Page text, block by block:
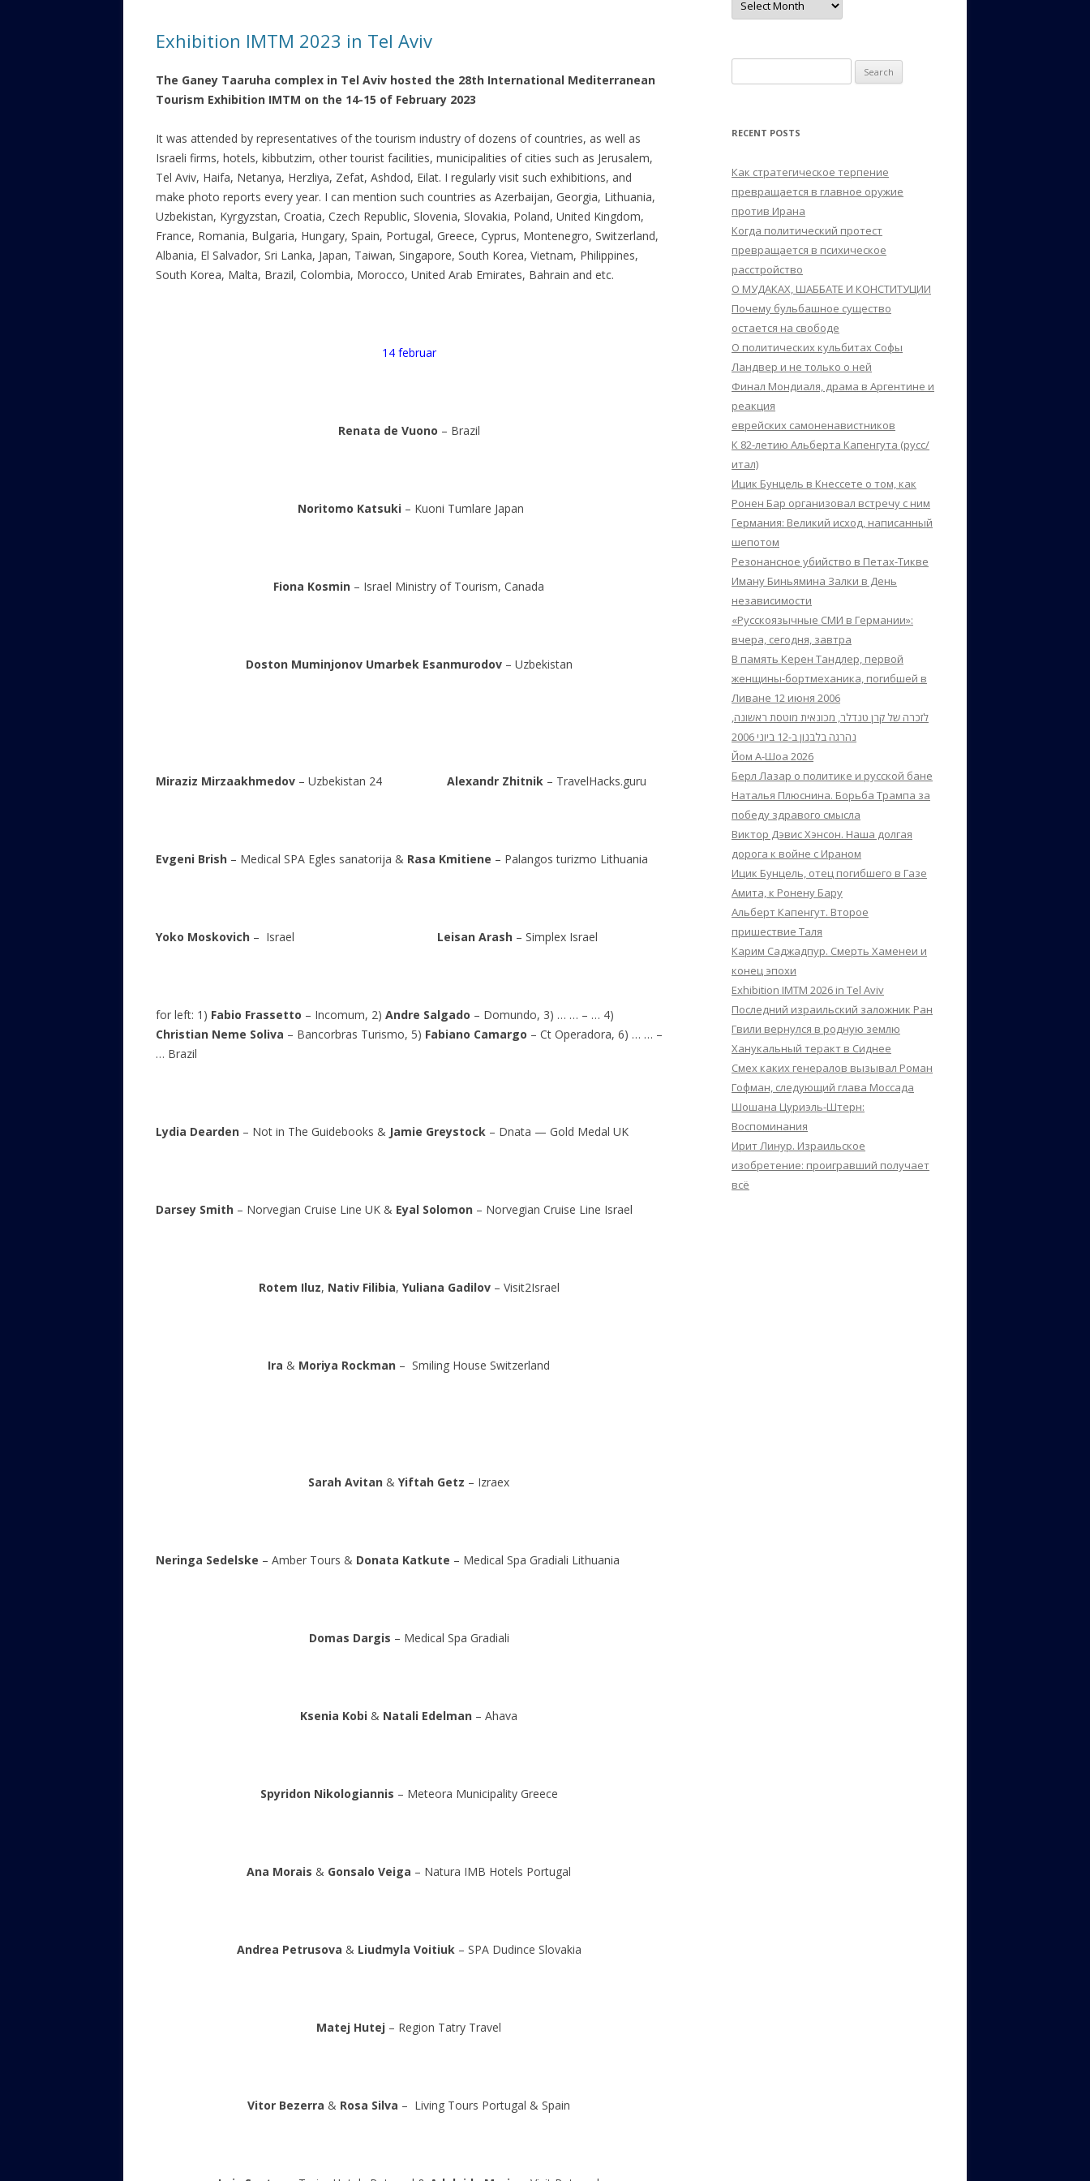
КАЛИНКОВИЧАХ СЕЙЧАС
ОЗАРИЧИ
САЙТУ
ОТЗЫВЫ, ПРЕДЛОЖЕНИЯ,
УТОЧНЕНИЯ, ДОПОЛНЕНИЯ
КТО КОГО ИЩЕТ
Exhibition IMTM 2023 in Tel Aviv
The Ganey Taaruha complex in Tel Aviv hosted the 28th International Mediterranean
Tourism Exhibition IMTM on the 14-15 of February 2023
It was attended by representatives of the tourism industry of dozens of countries, as well as
Israeli firms, hotels, kibbutzim, other tourist facilities, municipalities of cities such as Jerusalem,
Tel Aviv, Haifa, Netanya, Herzliya, Zefat, Ashdod, Eilat. I regularly visit such exhibitions, and
make photo reports every year. I can mention such countries as Azerbaijan, Georgia, Lithuania,
Uzbekistan, Kyrgyzstan, Croatia, Czech Republic, Slovenia, Slovakia, Poland, United Kingdom,
France, Romania, Bulgaria, Hungary, Spain, Portugal, Greece, Cyprus, Montenegro, Switzerland,
Albania, El Salvador, Sri Lanka, Japan, Taiwan, Singapore, South Korea, Vietnam, Philippines,
South Korea, Malta, Brazil, Colombia, Morocco, United Arab Emirates, Bahrain and etc.
14 februar
Renata de Vuono – Brazil
Noritomo Katsuki– Kuoni Tumlare Japan
Fiona Kosmin – Israel Ministry of Tourism, Canada
Doston Muminjonov Umarbek Esanmurodov– Uzbekistan
Miraziz Mirzaakhmedov – Uzbekistan 24 Alexandr Zhitnik – TravelHacks.guru
Evgeni Brish – Medical SPA Egles sanatorija & Rasa Kmitiene – Palangos turizmo Lithuania
Yoko Moskovich – Israel Leisan Arash – Simplex Israel
for left: 1) Fabio Frassetto – Incomum, 2) Andre Salgado – Domundo, 3) … … – … 4)
Christian Neme Soliva – Bancorbras Turismo, 5) Fabiano Camargo – Ct Operadora, 6) … … –
… Brazil
Lydia Dearden – Not in The Guidebooks & Jamie Greystock – Dnata — Gold Medal UK
Darsey Smith – Norvegian Cruise Line UK & Eyal Solomon – Norvegian Cruise Line Israel
Rotem Iluz, Nativ Filibia, Yuliana Gadilov– Visit2Israel
Ira & Moriya Rockman – Smiling House Switzerland
Sarah Avitan &Yiftah Getz – Izraex
Neringa Sedelske – Amber Tours & Donata Katkute – Medical Spa Gradiali Lithuania
Domas Dargis – Medical Spa Gradiali
Ksenia Kobi & Natali Edelman – Ahava
Spyridon Nikologiannis – Meteora Municipality Greece
Ana Morais & Gonsalo Veiga – Natura IMB Hotels Portugal
Andrea Petrusova & Liudmyla Voitiuk– SPA Dudince Slovakia
Matej Hutej – Region Tatry Travel
Vitor Bezerra & Rosa Silva – Living Tours Portugal & Spain
for:
RECENT POSTS
Как стратегическое терпение
превращается в главное оружие
против Ирана
Когда политический протест
превращается в психическое
расстройство
О МУДАКАХ, ШАББАТЕ И КОНСТИТУЦИИ
Почему бульбашное существо
остается на свободе
О политических кульбитах Софы
Ландвер и не только о ней
Финал Мондиаля, драма в Аргентине и
реакция
еврейских самоненавистников
К 82-летию Альберта Капенгута (русс/
итал)
Ицик Бунцель в Кнессете о том, как
Ронен Бар организовал встречу с ним
Германия: Великий исход, написанный
шепотом
Резонансное убийство в Петах-Тикве
Иману Биньямина Залки в День
независимости
«Русскоязычные СМИ в Германии»:
вчера, сегодня, завтра
В память Керен Тандлер, первой
женщины-бортмеханика, погибшей в
Ливане 12 июня 2006
לזכרה של קרן טנדלר, מכונאית מוטסת ראשונה,
נהרגה בלבנון ב-12 ביוני 2006
Йом А-Шоа 2026
Берл Лазар о политике и русской бане
Наталья Плюснина. Борьба Трампа за
победу здравого смысла
Виктор Дэвис Хэнсон. Наша долгая
дорога к войне с Ираном
Ицик Бунцель, отец погибшего в Газе
Амита, к Ронену Бару
Альберт Капенгут. Второе
пришествие Таля
Карим Саджадпур. Смерть Хаменеи и
конец эпохи
Exhibition IMTM 2026 in Tel Aviv
Последний израильский заложник Ран
Гвили вернулся в родную землю
Ханукальный теракт в Сиднее
Смех каких генералов вызывал Роман
Гофман, следующий глава Моссада
Шошана Цуриэль-Штерн:
Воспоминания
Ирит Линур. Израильское
изобретение: проигравший получает
всё